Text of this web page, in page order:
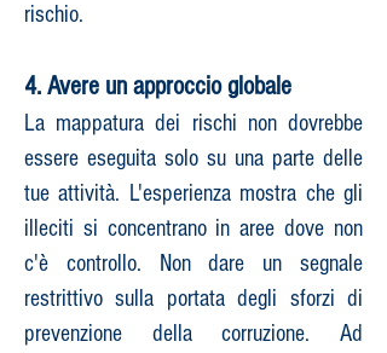
rischio.
4. Avere un approccio globale
La mappatura dei rischi non dovrebbe
essere eseguita solo su una parte delle
tue attività. L'esperienza mostra che gli
illeciti si concentrano in aree dove non
c'è controllo. Non dare un segnale
restrittivo sulla portata degli sforzi di
prevenzione della corruzione. Ad